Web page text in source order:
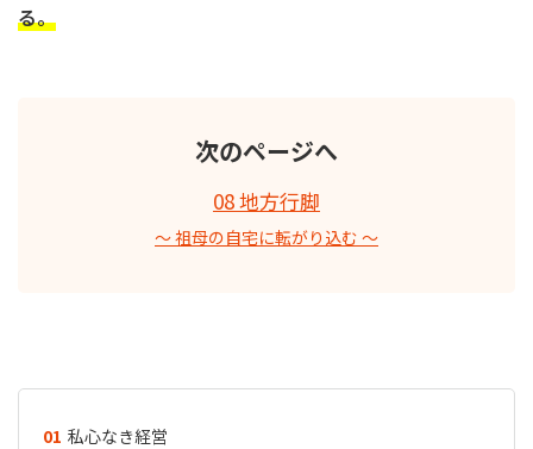
る。
次のページへ
08 地方行脚
〜 祖母の自宅に転がり込む 〜
01 私心なき経営